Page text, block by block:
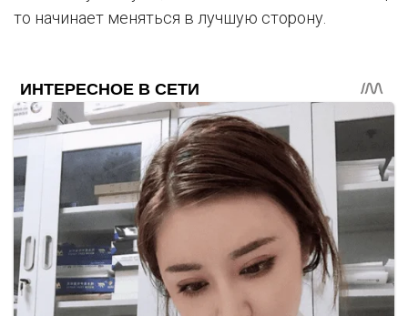
то начинает меняться в лучшую сторону.